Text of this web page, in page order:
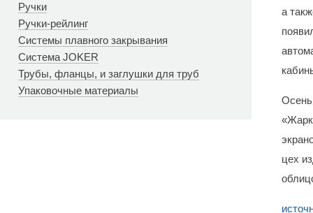
Ручки
Ручки-рейлинг
Системы плавного закрывания
Система JOKER
Трубы, фланцы, и заглушки для труб
Упаковочные материалы
а
цех